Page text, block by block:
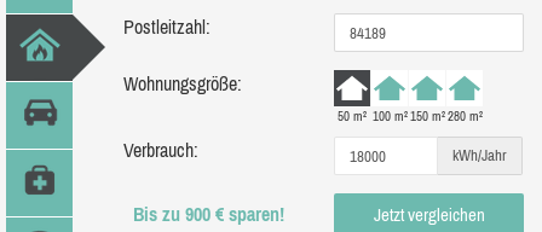
Postleitzahl:
Wohnungsgröße:
50 m² 100 m²150 m²280 m²
Verbrauch: kWh/Jahr
Bis zu 900 € sparen! Jetzt vergleichen